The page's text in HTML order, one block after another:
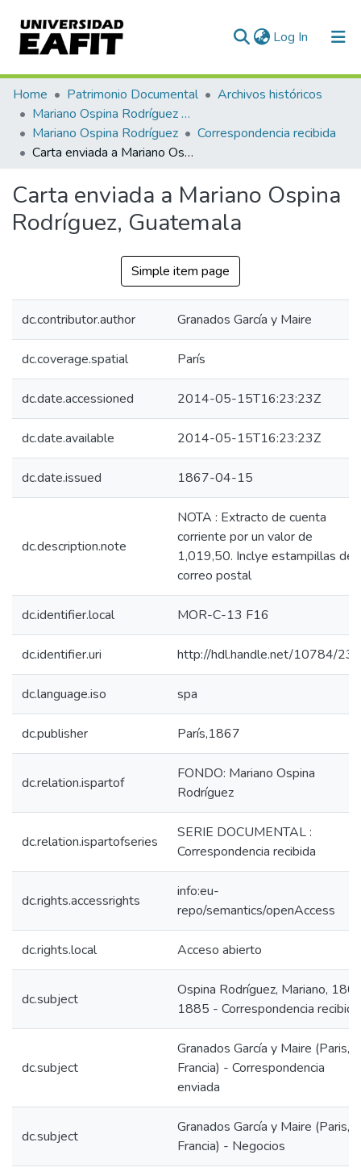
Log In (current)
Communities & Collections
All of DSpace
Statistics
Home Patrimonio Documental
Archivos históricos
Mariano Ospina Rodríguez (1826 -1912)
Mariano Ospina Rodríguez
Correspondencia recibida
Carta enviada a Mariano Ospina Rodríguez, Guatemala
Carta enviada a Mariano Ospina
Rodríguez, Guatemala
Simple item page
dc.contributor.author Granados García y Maire
dc.coverage.spatial París
dc.date.accessioned 2014-05-15T16:23:23Z
dc.date.available 2014-05-15T16:23:23Z
dc.date.issued 1867-04-15
dc.description.note
NOTA : Extracto de cuenta
corriente por un valor de
1,019,50. Inclye estampillas del
correo postal
dc.identifier.local MOR-C-13 F16
dc.identifier.uri http://hdl.handle.net/10784/
dc.language.iso spa
dc.publisher París,1867
dc.relation.ispartof
FONDO: Mariano Ospina
Rodríguez
dc.relation.ispartofseries
SERIE DOCUMENTAL :
Correspondencia recibida
dc.rights.accessrights
info:eu-
repo/semantics/openAccess
dc.rights.local Acceso abierto
dc.subject
Ospina Rodríguez, Mariano,
1885 - Correspondencia recibida
dc.subject
Granados García y Maire (Paris,
Francia) - Correspondencia
enviada
dc.subject
Granados García y Maire (Paris,
Francia) - Negocios